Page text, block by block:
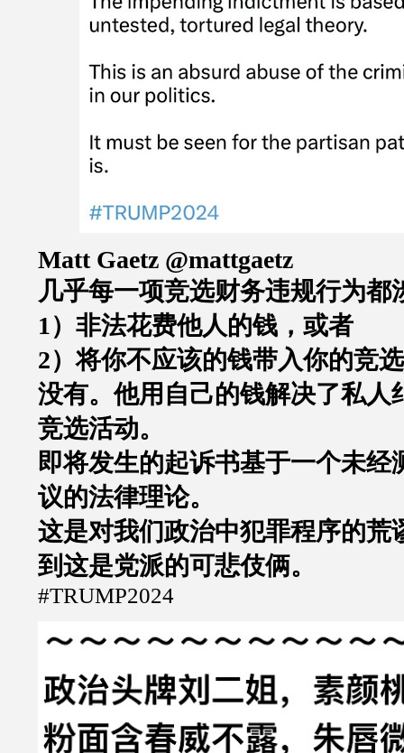
Matt Gaetz @mattgaetz
几乎每一项竞选财务违规行为都
1）非法花费他人的钱，或者
2）将你不应该的钱带入你的竞
没有。他用自己的钱解决了私人
竞选活动。
即将发生的起诉书基于一个未经
议的法律理论。
这是对我们政治中犯罪程序的荒
到这是党派的可悲伎俩。
#TRUMP2024